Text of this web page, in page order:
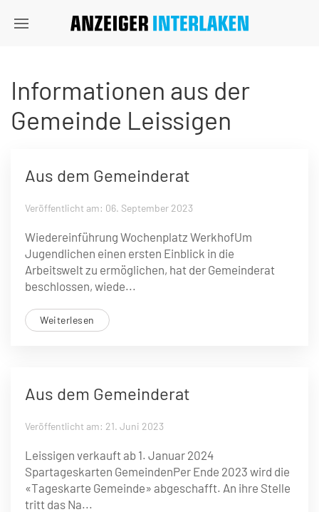
Informationen aus der
Gemeinde Leissigen
Aus dem Gemeinderat
Veröffentlicht am: 06. September 2023
Wiedereinführung Wochenplatz WerkhofUm
Jugendlichen einen ersten Einblick in die
Arbeitswelt zu ermöglichen, hat der Gemeinderat
beschlossen, wiede...
Weiterlesen
Aus dem Gemeinderat
Veröffentlicht am: 21. Juni 2023
Leissigen verkauft ab 1. Januar 2024
Spartageskarten GemeindenPer Ende 2023 wird die
«Tageskarte Gemeinde» abgeschafft. An ihre Stelle
tritt das Na...